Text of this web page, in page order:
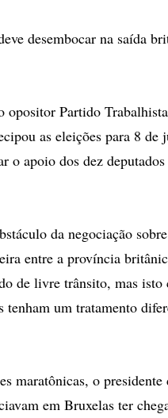
desembocar na saída
opositor Partido
as eleições para 8 de
o apoio dos dez
da negociação
entre a província
de livre trânsito, mas isto
um tratamento
maratônicas, o presidente
em Bruxelas ter